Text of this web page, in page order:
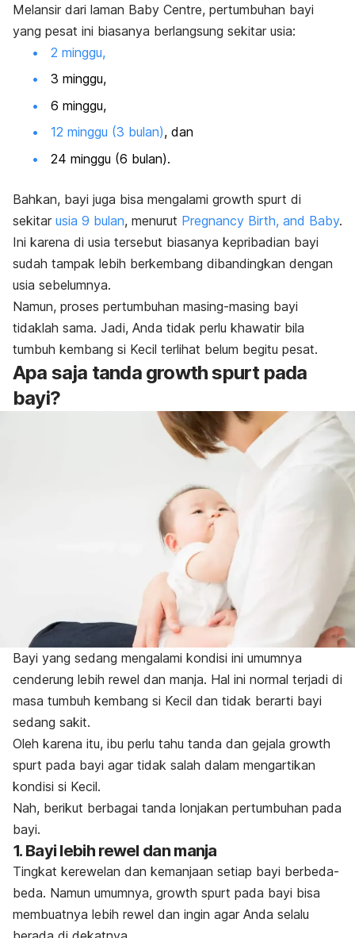
Melansir dari laman Baby Centre, pertumbuhan bayi
yang pesat ini biasanya berlangsung sekitar usia:
2 minggu,
3 minggu,
6 minggu,
12 minggu (3 bulan), dan
24 minggu (6 bulan).
Bahkan, bayi juga bisa mengalami growth spurt di
sekitar usia 9 bulan, menurut Pregnancy Birth, and Baby.
Ini karena di usia tersebut biasanya kepribadian bayi
sudah tampak lebih berkembang dibandingkan dengan
usia sebelumnya.
Namun, proses pertumbuhan masing-masing bayi
tidaklah sama. Jadi, Anda tidak perlu khawatir bila
tumbuh kembang si Kecil terlihat belum begitu pesat.
Apa saja tanda growth spurt pada
bayi?
Bayi yang sedang mengalami kondisi ini umumnya
cenderung lebih rewel dan manja. Hal ini normal terjadi di
masa tumbuh kembang si Kecil dan tidak berarti bayi
sedang sakit.
Oleh karena itu, ibu perlu tahu tanda dan gejala growth
spurt pada bayi agar tidak salah dalam mengartikan
kondisi si Kecil.
Nah, berikut berbagai tanda lonjakan pertumbuhan pada
bayi.
1. Bayi lebih rewel dan manja
Tingkat kerewelan dan kemanjaan setiap bayi berbeda-
beda. Namun umumnya, growth spurt pada bayi bisa
membuatnya lebih rewel dan ingin agar Anda selalu